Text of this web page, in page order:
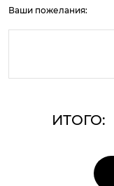
Ваши пожелания:
ИТОГО: